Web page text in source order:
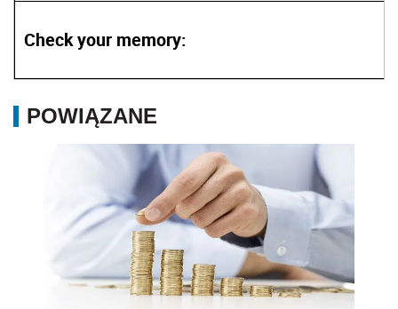
Check your memory:
POWIĄZANE